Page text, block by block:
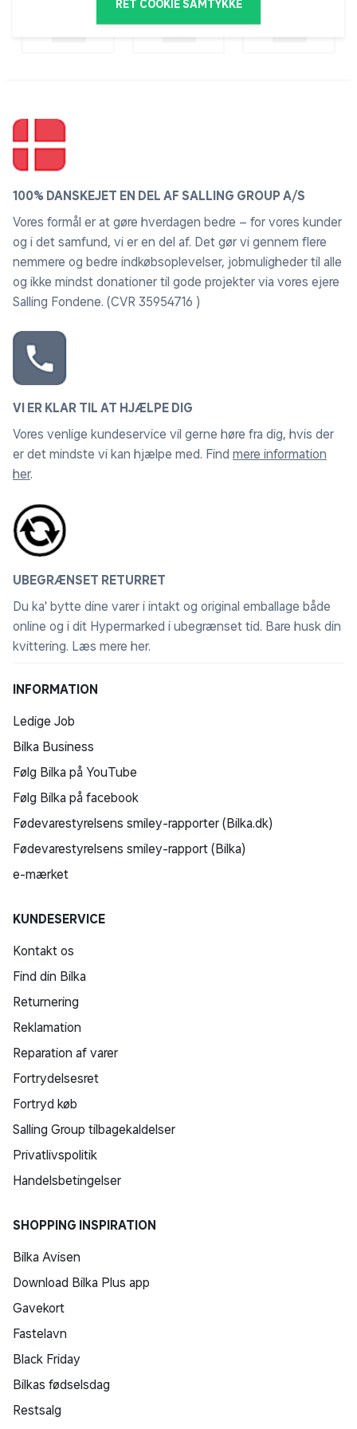
For at mindske krymp, bør rullemadrassen strækkes i
RET COOKIE SAMTYKKE
100% DANSKEJET EN DEL AF SALLING GROUP A/S
Vores formål er at gøre hverdagen bedre – for vores kunder
og i det samfund, vi er en del af. Det gør vi gennem flere
nemmere og bedre indkøbsoplevelser, jobmuligheder til alle
og ikke mindst donationer til gode projekter via vores ejere
Salling Fondene. (CVR 35954716 )
VI ER KLAR TIL AT HJÆLPE DIG
Vores venlige kundeservice vil gerne høre fra dig, hvis der
er det mindste vi kan hjælpe med. Find mere information
her.
UBEGRÆNSET RETURRET
Du ka' bytte dine varer i intakt og original emballage både
online og i dit Hypermarked i ubegrænset tid. Bare husk din
kvittering. Læs mere her.
INFORMATION
Ledige Job
Bilka Business
Følg Bilka på YouTube
Følg Bilka på facebook
Fødevarestyrelsens smiley-rapporter (Bilka.dk)
Fødevarestyrelsens smiley-rapport (Bilka)
e-mærket
KUNDESERVICE
Kontakt os
Find din Bilka
Returnering
Reklamation
Reparation af varer
Fortrydelsesret
Fortryd køb
Salling Group tilbagekaldelser
Privatlivspolitik
Handelsbetingelser
SHOPPING INSPIRATION
Bilka Avisen
Download Bilka Plus app
Gavekort
Fastelavn
Black Friday
Bilkas fødselsdag
Restsalg